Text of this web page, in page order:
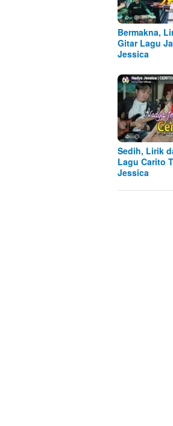
Bermakna,
Gitar Lagu
Jessica
Sedih, Lirik
Lagu Carito
Jessica